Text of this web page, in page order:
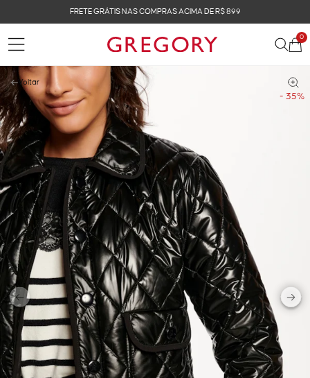
FRETE GRÁTIS NAS COMPRAS ACIMA DE R$ 899
0
- 35%
Voltar